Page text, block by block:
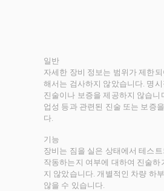
일반
자세한 장비 정보는 범위가 제한
해서는 검사하지 않았습니다. 명
진술이나 보증을 제공하지 않습
업성 등과 관련된 진술 또는 보증
다.
기능
장비는 짐을 실은 상태에서 테스
작동하는지 여부에 대하여 진술
지 않았습니다. 개별적인 차량 하
않을 수 있습니다.